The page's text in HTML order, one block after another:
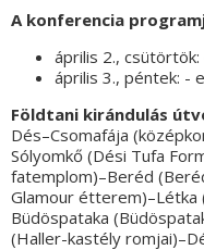
A konferencia
április 2.,
április 3., péntek: -
Földtani kirándulás
Dés–Csomafája
Sólyomkő (Dési Tufa
fatemplom)–Beréd
Glamour étterem)–Létka
Büdöspataka
(Haller-kastély